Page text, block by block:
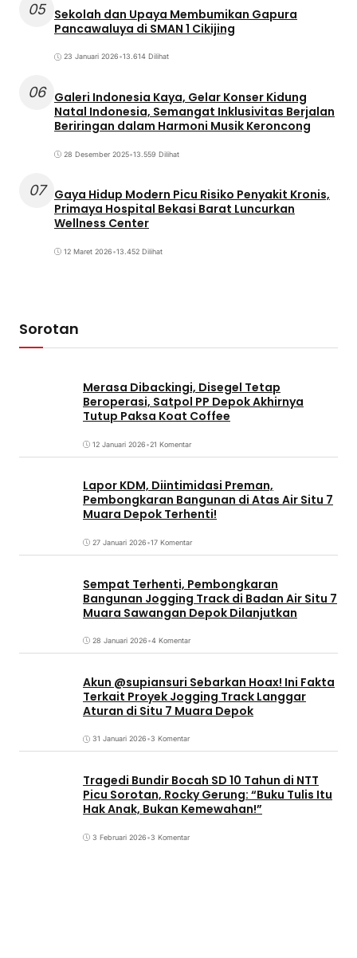
05 Sekolah dan Upaya Membumikan Gapura
Pancawaluya di SMAN 1 Cikijing
23 Januari 2026•13.614 Dilihat
06 Galeri Indonesia Kaya, Gelar Konser Kidung
Natal Indonesia, Semangat Inklusivitas Berjalan
Beriringan dalam Harmoni Musik Keroncong
28 Desember 2025•13.559 Dilihat
07
Gaya Hidup Modern Picu Risiko Penyakit Kronis,
Primaya Hospital Bekasi Barat Luncurkan
Wellness Center
12 Maret 2026•13.452 Dilihat
Sorotan
Merasa Dibackingi, Disegel Tetap
Beroperasi, Satpol PP Depok Akhirnya
Tutup Paksa Koat Coffee
12 Januari 2026•21 Komentar
Lapor KDM, Diintimidasi Preman,
Pembongkaran Bangunan di Atas Air Situ 7
Muara Depok Terhenti!
27 Januari 2026•17 Komentar
Sempat Terhenti, Pembongkaran
Bangunan Jogging Track di Badan Air Situ 7
Muara Sawangan Depok Dilanjutkan
28 Januari 2026•4 Komentar
Akun @supiansuri Sebarkan Hoax! Ini Fakta
Terkait Proyek Jogging Track Langgar
Aturan di Situ 7 Muara Depok
31 Januari 2026•3 Komentar
Tragedi Bundir Bocah SD 10 Tahun di NTT
Picu Sorotan, Rocky Gerung: “Buku Tulis Itu
Hak Anak, Bukan Kemewahan!”
3 Februari 2026•3 Komentar